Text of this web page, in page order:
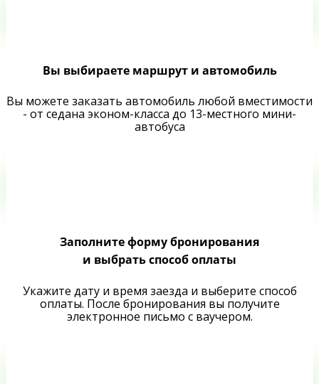
Вы выбираете маршрут и автомобиль
Вы можете заказать автомобиль любой вместимости
- от седана эконом-класса до 13-местного мини-
автобуса
Заполните форму бронирования
и выбрать способ оплаты
Укажите дату и время заезда и выберите способ
оплаты. После бронирования вы получите
электронное письмо с ваучером.